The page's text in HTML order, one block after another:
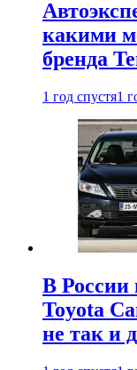
какими
бренда
1 год спустя1
В России
Toyota
не так и